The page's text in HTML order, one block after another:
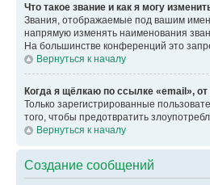
Что такое звание и как я могу
Звания, отображаемые под вашим
напрямую изменять наименования
На большинстве конференций это
Вернуться к началу
Когда я щёлкаю по ссылке «email»,
Только зарегистрированные
того, чтобы предотвратить
Вернуться к началу
Создание сообщений